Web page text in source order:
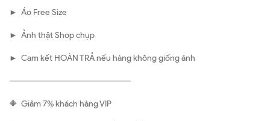
► Áo Free Size
► Ảnh thật Shop chụp
► Cam kết HOÀN TRẢ nếu hàng không giống ảnh
————————————————————
🔶 Giảm 7% khách hàng VIP